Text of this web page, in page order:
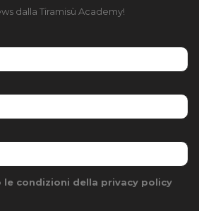
dalla Tiramisù Academy!
condizioni della privacy policy